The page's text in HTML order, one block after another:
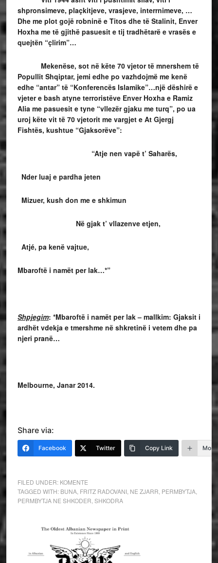
shpronsimeve, plaçkitjeve, vrasjeve, interrnimeve, …
Dhe me plot gojë robninë e Titos dhe të Stalinit, Enver
Hoxha me të gjithë pasuesit e tij tradhëtarë e vrasës e
quejtën “çlirim”…
Mekenëse, sot në këte 70 vjetor të mnershem të
Popullit Shqiptar, jemi edhe po vazhdojmë me kenë
edhe “antar” të “Konferencës Islamike”…një dëshirë e
vjeter e bash atyne terroristëve Enver Hoxha e Ramiz
Alia me pasuesit e tyne “vllezër gjaku me turq”, po ua
uroj këte vit të 70 vjetorit me vargjet e At Gjergj
Fishtës, kushtue “Gjaksorëve”:
“Atje nen vapë t’ Saharës,
Nder luaj e pardha jeten
Mizuer, kush don me e shkimun
Në gjak t’ vllazenve etjen,
Atjé, pa kenë vajtue,
Mbaroftë i namët per lak…*”
Shpjegim: *Mbaroftë i namët per lak – mallkim: Gjaksit i
ardhët vdekja e tmershme në shkretinë i vetem dhe pa
njeri pranë…
Melbourne, Janar 2014.
Share via:
Facebook Twitter Copy Link More
FILED UNDER: KOMENTE
TAGGED WITH: BUNA, FRITZ RADOVANI, NE ZJARR PERMBYTJA,
PERMBYTJA NE SHKODER SHKODRA